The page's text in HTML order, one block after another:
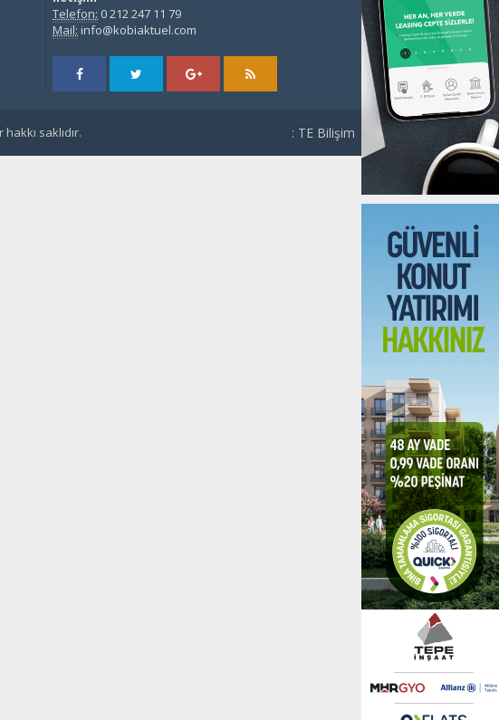
Telefon: 0 212 247 11 79
Mail: info@kobiaktuel.com
saklıdır. : TE Bilişim